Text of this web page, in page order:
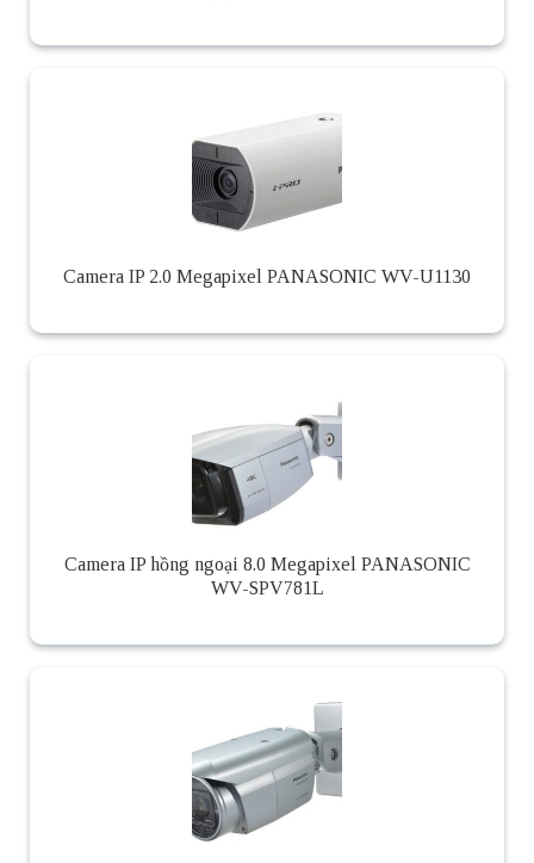
Camera IP 2.0 Megapixel PANASONIC WV-U1130
Camera IP hồng ngoại 8.0 Megapixel PANASONIC
WV-SPV781L